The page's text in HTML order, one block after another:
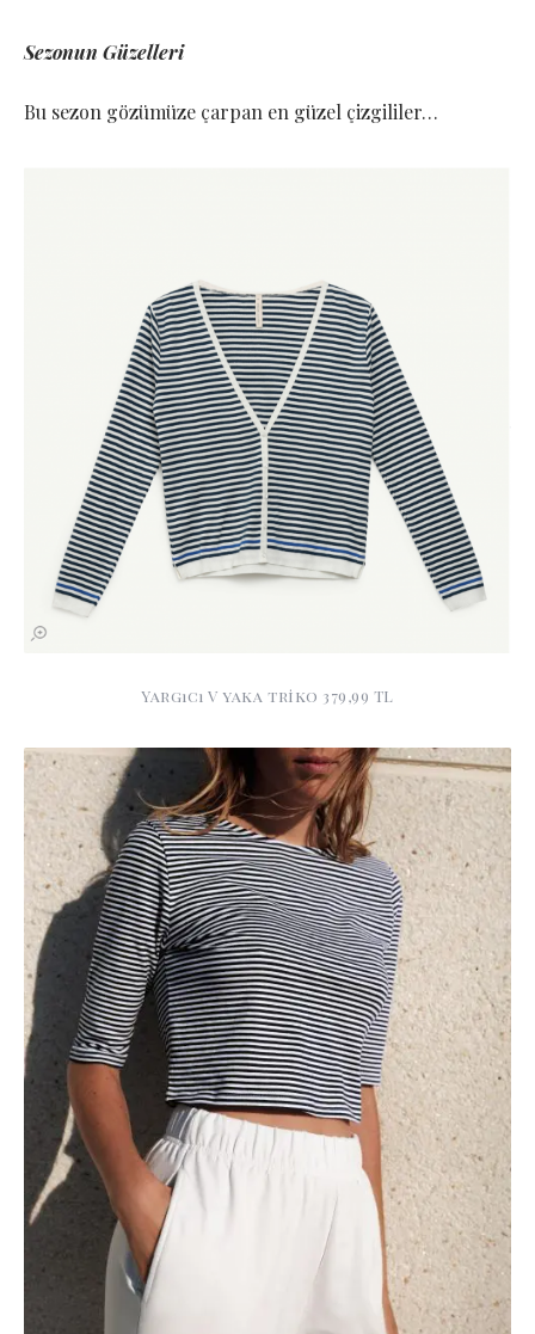
Sezonun Güzelleri
Bu sezon gözümüze çarpan en güzel çizgililer…
Yargıcı V yaka triko 379,99 TL